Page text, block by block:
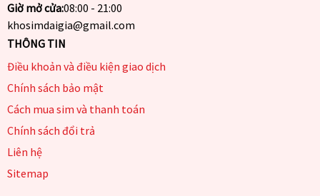
Giờ mở cửa:08:00 - 21:00
khosimdaigia@gmail.com
THÔNG TIN
Điều khoản và điều kiện giao dịch
Chính sách bảo mật
Cách mua sim và thanh toán
Chính sách đổi trả
Liên hệ
Sitemap